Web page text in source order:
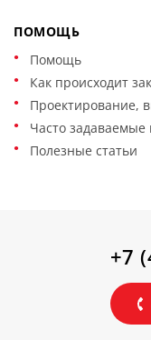
ПОМОЩЬ
Помощь
Как происходит
Проектирование,
Часто задаваемые
Полезные статьи
+7